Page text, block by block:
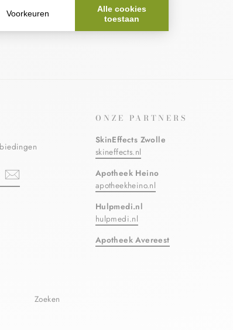
ONZE PARTNERS
SkinEffects Zwolle
skineffects.nl
Apotheek Heino
apotheekheino.nl
Hulpmedi.nl
hulpmedi.nl
Apotheek Avereest
Zoeken